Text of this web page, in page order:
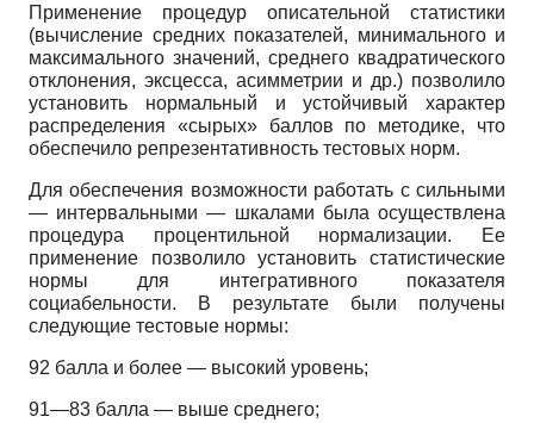
Применение процедур описательной статистики
(вычисление средних показателей, минимального и
максимального значений, среднего квадратического
отклонения, эксцесса, асимметрии и др.) позволило
установить нормальный и устойчивый характер
распределения «сырых» баллов по методике, что
обеспечило репрезентативность тестовых норм.
Для обеспечения возможности работать с сильными
— интервальными — шкалами была осуществлена
процедура процентильной нормализации. Ее
применение позволило установить статистические
нормы для интегративного показателя
социабельности. В результате были получены
следующие тестовые нормы:
92 балла и более — высокий уровень;
91—83 балла — выше среднего;